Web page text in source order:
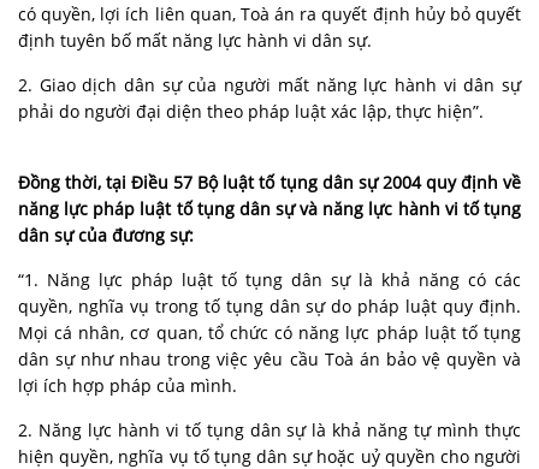
có quyền, lợi ích liên quan, Toà án ra quyết định hủy bỏ quyết
định tuyên bố mất năng lực hành vi dân sự.
2. Giao dịch dân sự của người mất năng lực hành vi dân sự
phải do người đại diện theo pháp luật xác lập, thực hiện”.
Đồng thời, tại Điều 57 Bộ luật tố tụng dân sự 2004 quy định về
năng lực pháp luật tố tụng dân sự và năng lực hành vi tố tụng
dân sự của đương sự:
“1. Năng lực pháp luật tố tụng dân sự là khả năng có các
quyền, nghĩa vụ trong tố tụng dân sự do pháp luật quy định.
Mọi cá nhân, cơ quan, tổ chức có năng lực pháp luật tố tụng
dân sự như nhau trong việc yêu cầu Toà án bảo vệ quyền và
lợi ích hợp pháp của mình.
2. Năng lực hành vi tố tụng dân sự là khả năng tự mình thực
hiện quyền, nghĩa vụ tố tụng dân sự hoặc uỷ quyền cho người